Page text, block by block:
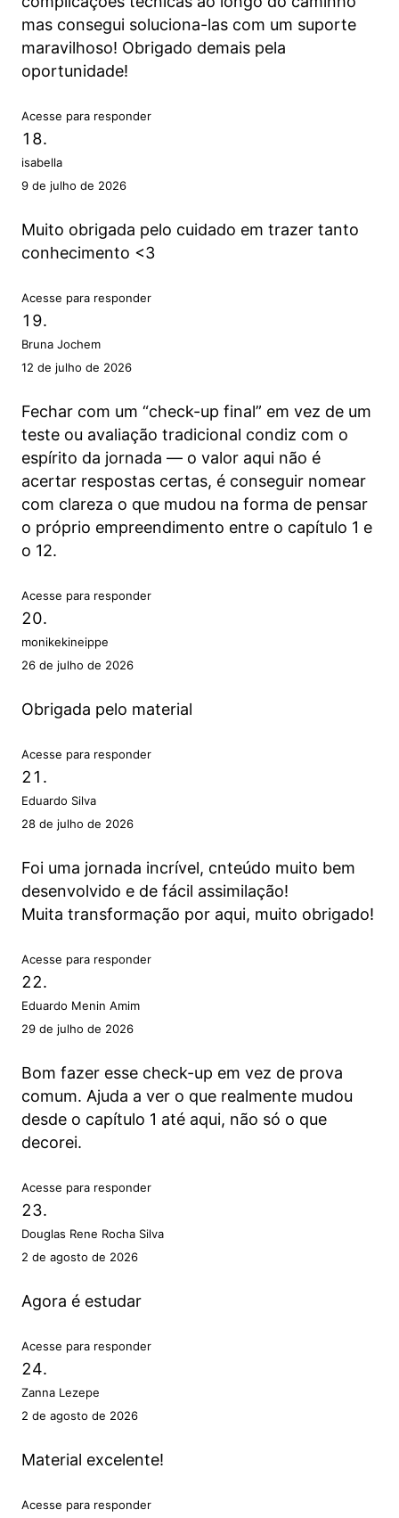
mas consegui soluciona-las com um suporte
maravilhoso! Obrigado demais pela
oportunidade!
Acesse para responder
isabella
9 de julho de 2026
Muito obrigada pelo cuidado em trazer tanto
conhecimento <3
Acesse para responder
Bruna Jochem
12 de julho de 2026
Fechar com um “check-up final” em vez de um
teste ou avaliação tradicional condiz com o
espírito da jornada — o valor aqui não é
acertar respostas certas, é conseguir nomear
com clareza o que mudou na forma de pensar
o próprio empreendimento entre o capítulo 1 e
o 12.
Acesse para responder
monikekineippe
26 de julho de 2026
Obrigada pelo material
Acesse para responder
Eduardo Silva
28 de julho de 2026
Foi uma jornada incrível, cnteúdo muito bem
desenvolvido e de fácil assimilação!
Muita transformação por aqui, muito obrigado!
Acesse para responder
Eduardo Menin Amim
29 de julho de 2026
Bom fazer esse check-up em vez de prova
comum. Ajuda a ver o que realmente mudou
desde o capítulo 1 até aqui, não só o que
decorei.
Acesse para responder
Douglas Rene Rocha Silva
2 de agosto de 2026
Agora é estudar
Acesse para responder
Zanna Lezepe
2 de agosto de 2026
Material excelente!
Acesse para responder